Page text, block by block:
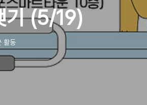
기 (5/19)
활동